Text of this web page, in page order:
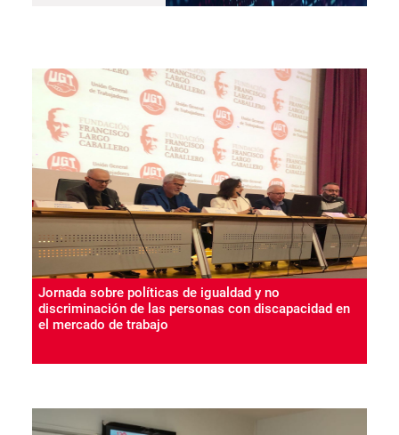
Jornada sobre políticas de igualdad y no
discriminación de las personas con discapacidad en
el mercado de trabajo